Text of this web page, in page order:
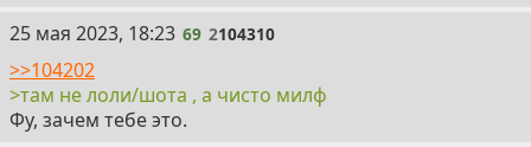
69
25 мая 2023, 18:23 69 2104310
>>104202
>там не лоли/шота , а чисто милф
Фу, зачем тебе это.